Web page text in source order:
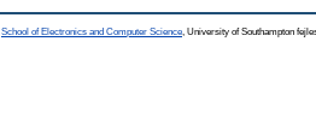
School of Electronics and Computer Science , University of Southampton